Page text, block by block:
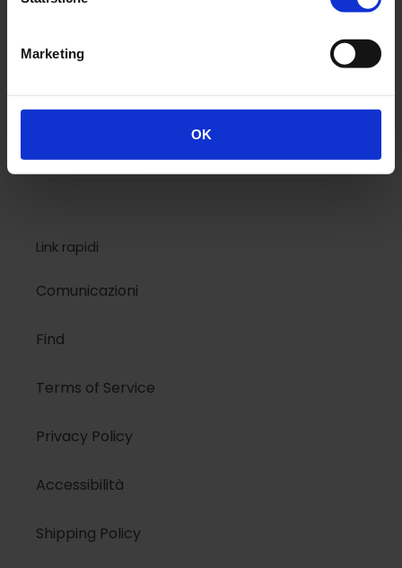
Marketing
OK
Design
Colors
Kids
Link rapidi
Comunicazioni
Find
Terms of Service
Privacy Policy
Accessibilità
Shipping Policy